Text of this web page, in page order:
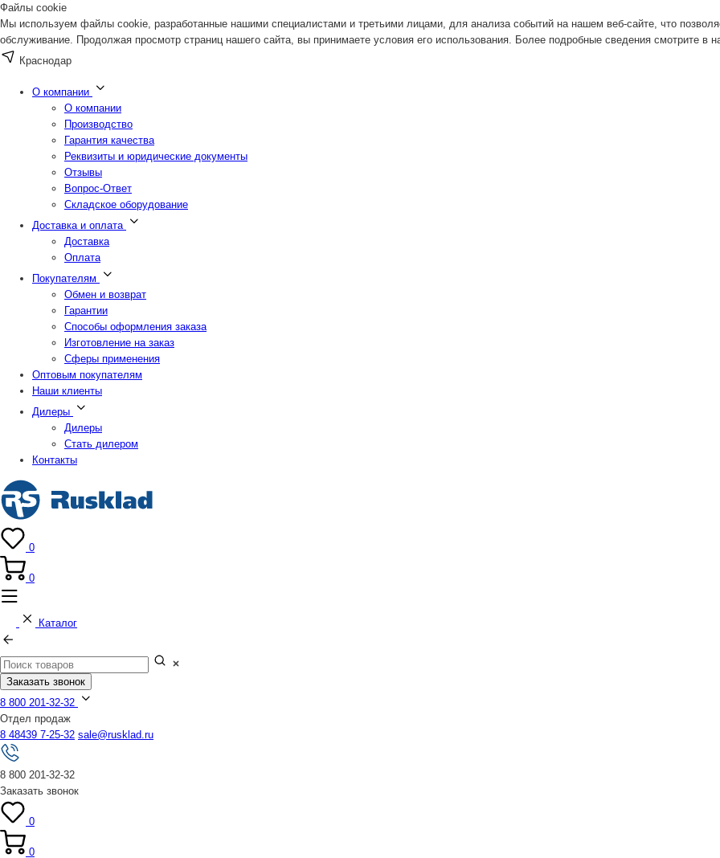
Файлы cookie
Мы используем файлы cookie, разработанные нашими специалистами и третьими лицами, для анализа событий на нашем веб-сайте, что
обслуживание. Продолжая просмотр страниц нашего сайта, вы принимаете условия его использования. Более подробные сведения смотрите в
Краснодар
О компании
О компании
Производство
Гарантия качества
Реквизиты и юридические документы
Отзывы
Вопрос-Ответ
Складское оборудование
Доставка и оплата
Доставка
Оплата
Покупателям
Обмен и возврат
Гарантии
Способы оформления заказа
Изготовление на заказ
Сферы применения
Оптовым покупателям
Наши клиенты
Дилеры
Дилеры
Стать дилером
Контакты
0
0
Каталог
Заказать звонок
8 800 201-32-32
Отдел продаж
8 48439 7-25-32 sale@rusklad.ru
8 800 201-32-32
Заказать звонок
0
0